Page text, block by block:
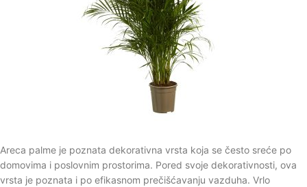
Areca palme je poznata dekorativna vrsta koja se često sreće po
domovima i poslovnim prostorima. Pored svoje dekorativnosti, ova
vrsta je poznata i po efikasnom prečišćavanju vazduha. Vrlo